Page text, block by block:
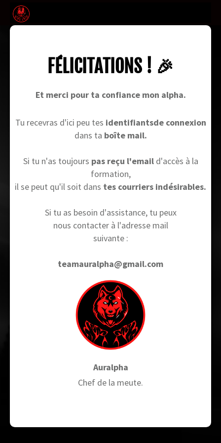
FÉLICITATIONS ! 🎉
Et merci pour ta confiance mon alpha.
Tu recevras d'ici peu tes identifiantsde connexion
dans ta boîte mail.
Si tu n'as toujours pas reçu l'emaild'accès à la
formation,
il se peut qu'il soit dans tes courriers indésirables.
Si tu as besoin d'assistance, tu peux
nous contacter à l'adresse mail
suivante :
teamauralpha@gmail.com
Auralpha
Chef de la meute.